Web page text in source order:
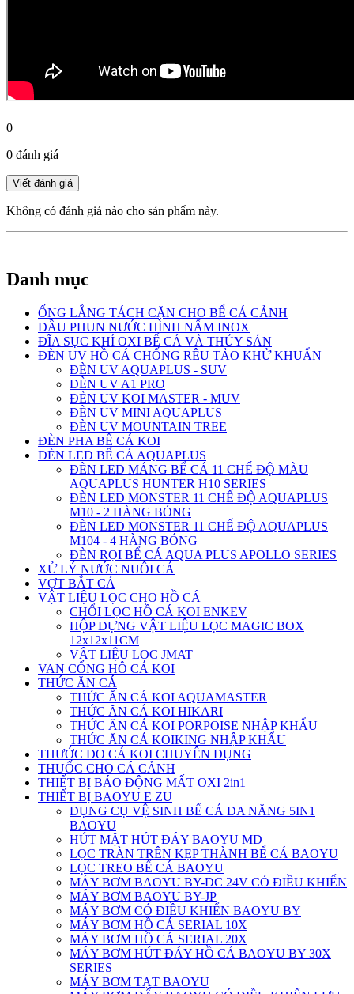
0
0 đánh giá
Không có đánh giá nào cho sản phẩm này.
Danh mục
ỐNG LẮNG TÁCH CẶN CHO BỂ CÁ CẢNH
ĐẦU PHUN NƯỚC HÌNH NẤM INOX
ĐĨA SỤC KHÍ OXI BỂ CÁ VÀ THỦY SẢN
ĐÈN UV HỒ CÁ CHỐNG RÊU TẢO KHỬ KHUẨN
ĐÈN UV AQUAPLUS - SUV
ĐÈN UV A1 PRO
ĐÈN UV KOI MASTER - MUV
ĐÈN UV MINI AQUAPLUS
ĐÈN UV MOUNTAIN TREE
ĐÈN PHA BỂ CÁ KOI
ĐÈN LED BỂ CÁ AQUAPLUS
ĐÈN LED MÁNG BỂ CÁ 11 CHẾ ĐỘ MÀU
AQUAPLUS HUNTER H10 SERIES
ĐÈN LED MONSTER 11 CHẾ ĐỘ AQUAPLUS
M10 - 2 HÀNG BÓNG
ĐÈN LED MONSTER 11 CHẾ ĐỘ AQUAPLUS
M104 - 4 HÀNG BÓNG
ĐÈN RỌI BỂ CÁ AQUA PLUS APOLLO SERIES
XỬ LÝ NƯỚC NUÔI CÁ
VỢT BẮT CÁ
VẬT LIỆU LỌC CHO HỒ CÁ
CHỔI LỌC HỒ CÁ KOI ENKEV
HỘP ĐỰNG VẬT LIỆU LỌC MAGIC BOX
12x12x11CM
VẬT LIỆU LỌC JMAT
VAN CỔNG HÔ CÁ KOI
THỨC ĂN CÁ
THỨC ĂN CÁ KOI AQUAMASTER
THỨC ĂN CÁ KOI HIKARI
THỨC ĂN CÁ KOI PORPOISE NHẬP KHẨU
THỨC ĂN CÁ KOIKING NHẬP KHẨU
THƯỚC ĐO CÁ KOI CHUYÊN DỤNG
THUỐC CHO CÁ CẢNH
THIẾT BỊ BÁO ĐỘNG MẤT OXI 2in1
THIẾT BỊ BAOYU E ZU
DỤNG CỤ VỆ SINH BỂ CÁ ĐA NĂNG 5IN1
BAOYU
HÚT MẶT HÚT ĐÁY BAOYU MD
LỌC TRÀN TRÊN KẸP THÀNH BỂ CÁ BAOYU
LỌC TREO BỂ CÁ BAOYU
MÁY BƠM BAOYU BY-DC 24V CÓ ĐIỀU KHIỂN
MÁY BƠM BAOYU BY-JP
MÁY BƠM CÓ ĐIỀU KHIỂN BAOYU BY
MÁY BƠM HỒ CÁ SERIAL 10X
MÁY BƠM HỒ CÁ SERIAL 20X
MÁY BƠM HÚT ĐÁY HỒ CÁ BAOYU BY 30X
SERIES
MÁY BƠM TẠT BAOYU